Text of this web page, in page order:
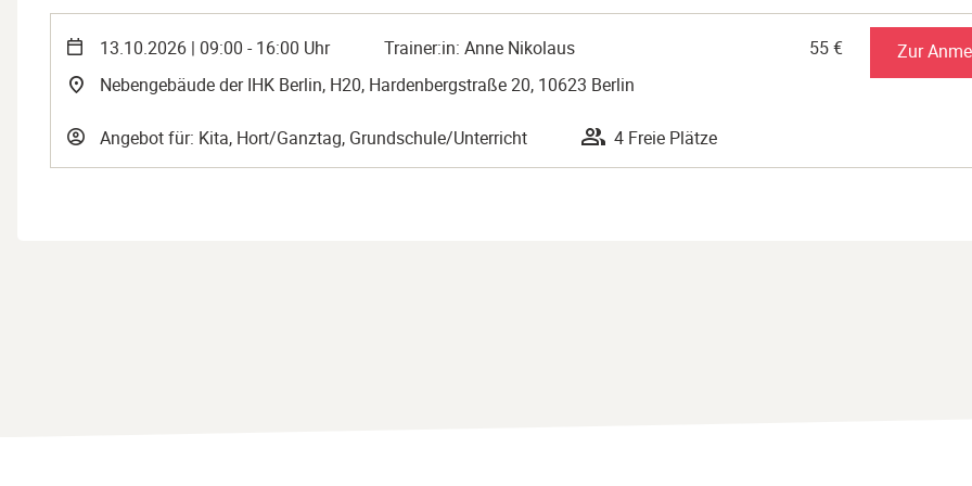
13.10.2026 | 09:00 - 16:00 Uhr
Trainer:in: Anne Nikolaus
Nebengebäude der IHK Berlin, H20, Hardenbergstraße 20, 10623 Berlin
Angebot für: Kita, Hort/Ganztag, Grundschule/Unterricht 4 Freie Plätze
55 € Zur